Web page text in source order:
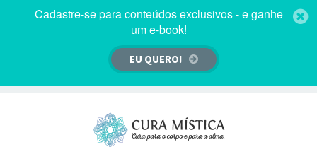
Cadastre-se para conteúdos exclusivos - e ganhe
um e-book!
EU QUERO!